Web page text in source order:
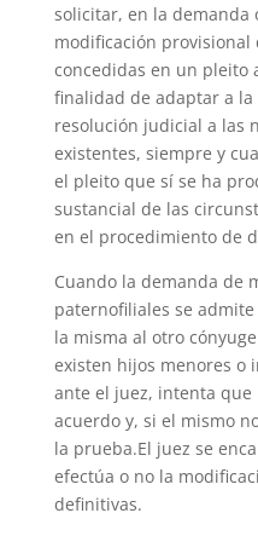
solicitar, en la demanda
modificación
concedidas en un pleito
finalidad de adaptar a
resolución judicial a las
existentes, siempre y
el pleito que sí se ha
sustancial de las
en el procedimiento de
Cuando la demanda de
paternofiliales se
la misma al otro
existen hijos menores o
ante el juez, intenta
acuerdo y, si el mismo
la prueba.El juez se
efectúa o no la
definitivas.